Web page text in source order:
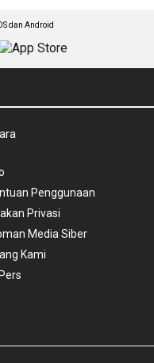
dan Android
Penggunaan
Privasi
Media Siber
Kami